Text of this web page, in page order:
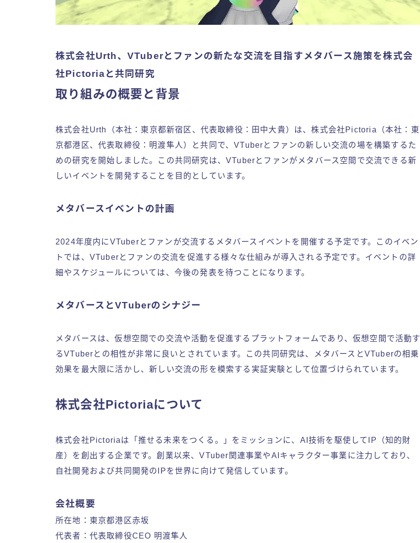
株式会社Urth、VTuberとファンの新たな交流を目指すメタバース施策を株式会
社Pictoriaと共同研究
取り組みの概要と背景
株式会社Urth（本社：東京都新宿区、代表取締役：田中大貴）は、株式会社Pictoria（本社：東
京都港区、代表取締役：明渡隼人）と共同で、VTuberとファンの新しい交流の場を構築するた
めの研究を開始しました。この共同研究は、VTuberとファンがメタバース空間で交流できる新
しいイベントを開発することを目的としています。
メタバースイベントの計画
2024年度内にVTuberとファンが交流するメタバースイベントを開催する予定です。このイベン
トでは、VTuberとファンの交流を促進する様々な仕組みが導入される予定です。イベントの詳
細やスケジュールについては、今後の発表を待つことになります。
メタバースとVTuberのシナジー
メタバースは、仮想空間での交流や活動を促進するプラットフォームであり、仮想空間で活動す
るVTuberとの相性が非常に良いとされています。この共同研究は、メタバースとVTuberの相乗
効果を最大限に活かし、新しい交流の形を模索する実証実験として位置づけられています。
株式会社Pictoriaについて
株式会社Pictoriaは「推せる未来をつくる。」をミッションに、AI技術を駆使してIP（知的財
産）を創出する企業です。創業以来、VTuber関連事業やAIキャラクター事業に注力しており、
自社開発および共同開発のIPを世界に向けて発信しています。
会社概要
所在地：東京都港区赤坂
代表者：代表取締役CEO 明渡隼人